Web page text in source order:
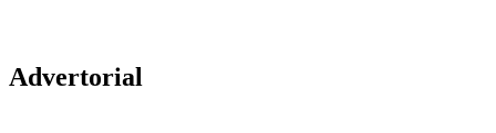
Advertorial